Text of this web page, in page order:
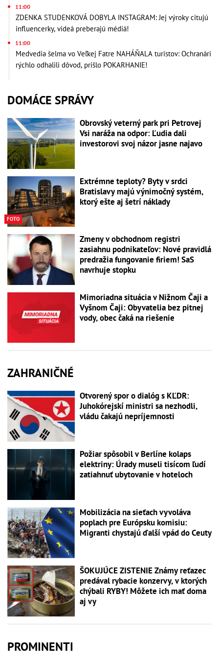
11:00
ZDENKA STUDENKOVÁ DOBYLA INSTAGRAM: Jej výroky citujú
influencerky, videá preberajú médiá!
11:00
Medvedia šelma vo Veľkej Fatre NAHÁŇALA turistov: Ochranári
rýchlo odhalili dôvod, prišlo POKARHANIE!
DOMÁCE SPRÁVY
Obrovský veterný park pri Petrovej
Vsi naráža na odpor: Ľudia dali
investorovi svoj názor jasne najavo
FOTO
Extrémne teploty? Byty v srdci
Bratislavy majú výnimočný systém,
ktorý ešte aj šetrí náklady
Zmeny v obchodnom registri
zasiahnu podnikateľov: Nové pravidlá
predražia fungovanie firiem! SaS
navrhuje stopku
Mimoriadna situácia v Nižnom Čaji a
Vyšnom Čaji: Obyvatelia bez pitnej
vody, obec čaká na riešenie
ZAHRANIČNÉ
Otvorený spor o dialóg s KĽDR:
Juhokórejskí ministri sa nezhodli,
vládu čakajú nepríjemnosti
Požiar spôsobil v Berlíne kolaps
elektriny: Úrady museli tisícom ľudí
zatiahnuť ubytovanie v hoteloch
Mobilizácia na sieťach vyvoláva
poplach pre Európsku komisiu:
Migranti chystajú ďalší vpád do Ceuty
ŠOKUJÚCE ZISTENIE Známy reťazec
predával rybacie konzervy, v ktorých
chýbali RYBY! Môžete ich mať doma
aj vy
PROMINENTI